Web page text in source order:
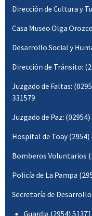
Dirección de Cultura y
Casa Museo Olga
Desarrollo Social y
Dirección de Tránsito:
Juzgado de Faltas:
331579
Juzgado de Paz: (02954)
Hospital de Toay (2954)
Bomberos Voluntarios
Policía de La Pampa
Secretaría de
Guardia (2954)